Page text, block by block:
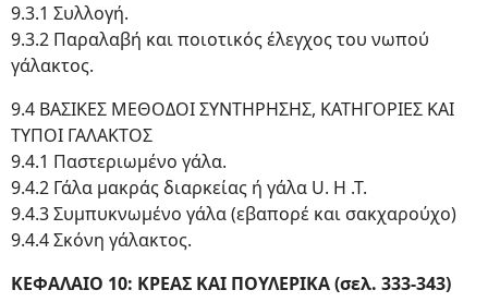
9.3.1 Συλλογή.
9.3.2 Παραλαβή και ποιοτικός έλεγχος του νωπού
γάλακτος.
9.4 ΒΑΣΙΚΕΣ ΜΕΘΟΔΟΙ ΣΥΝΤΗΡΗΣΗΣ, ΚΑΤΗΓΟΡΙΕΣ ΚΑΙ
ΤΥΠΟΙ ΓΑΛΑΚΤΟΣ
9.4.1 Παστεριωμένο γάλα.
9.4.2 Γάλα μακράς διαρκείας ή γάλα U. H .T.
9.4.3 Συμπυκνωμένο γάλα (εβαπορέ και σακχαρούχο)
9.4.4 Σκόνη γάλακτος.
ΚΕΦΑΛΑΙΟ 10: ΚΡΕΑΣ ΚΑΙ ΠΟΥΛΕΡΙΚΑ (σελ. 333-343)